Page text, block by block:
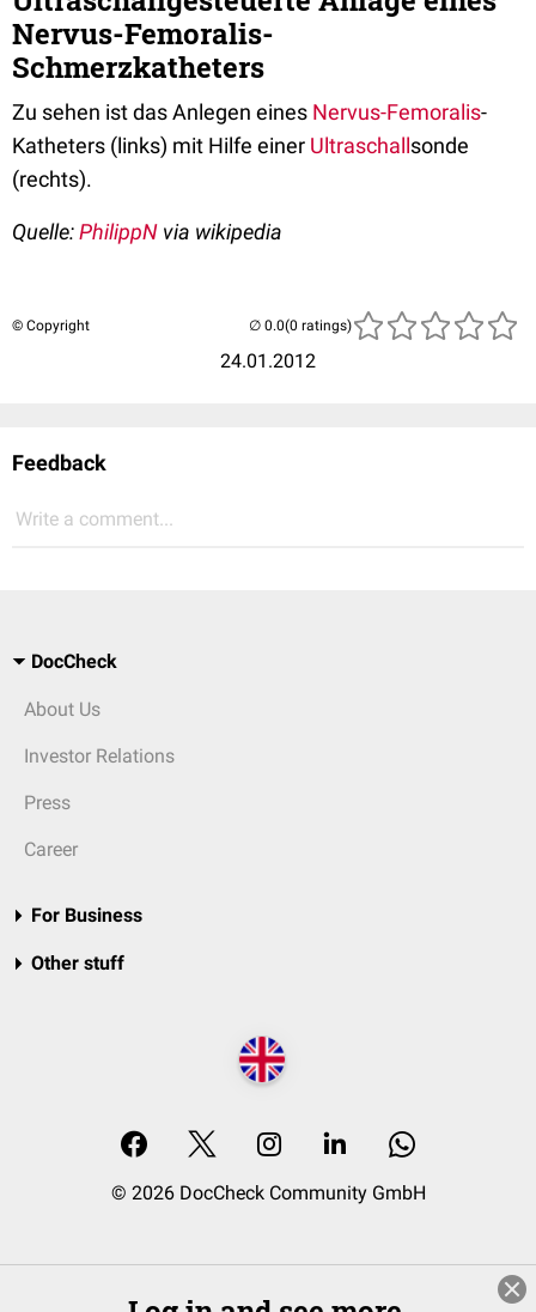
Nervus-Femoralis-
Schmerzkatheters
Zu sehen ist das Anlegen eines Nervus-Femoralis-
Katheters (links) mit Hilfe einer Ultraschallsonde
(rechts).
Quelle:PhilippN via wikipedia
© Copyright
24.01.2012
(0 ratings)
Feedback
Write a comment...
DocCheck
About Us
Investor Relations
Press
Career
For Business
Other stuff
© 2026 DocCheck Community GmbH